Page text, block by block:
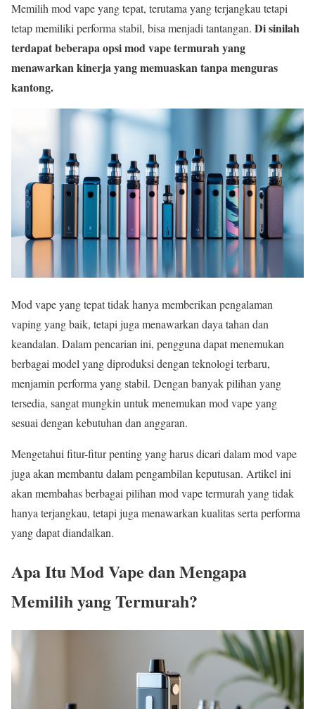
Memilih mod vape yang tepat, terutama yang terjangkau tetapi
tetap memiliki performa stabil, bisa menjadi tantangan. Di sinilah
terdapat beberapa opsi mod vape termurah yang
menawarkan kinerja yang memuaskan tanpa menguras
kantong.
Mod vape yang tepat tidak hanya memberikan pengalaman
vaping yang baik, tetapi juga menawarkan daya tahan dan
keandalan. Dalam pencarian ini, pengguna dapat menemukan
berbagai model yang diproduksi dengan teknologi terbaru,
menjamin performa yang stabil. Dengan banyak pilihan yang
tersedia, sangat mungkin untuk menemukan mod vape yang
sesuai dengan kebutuhan dan anggaran.
Mengetahui fitur-fitur penting yang harus dicari dalam mod vape
juga akan membantu dalam pengambilan keputusan. Artikel ini
akan membahas berbagai pilihan mod vape termurah yang tidak
hanya terjangkau, tetapi juga menawarkan kualitas serta performa
yang dapat diandalkan.
Apa Itu Mod Vape dan Mengapa
Memilih yang Termurah?